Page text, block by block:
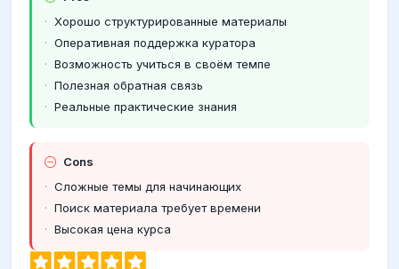
Хорошо структурированные материалы
Оперативная поддержка куратора
Возможность учиться в своём темпе
Полезная обратная связь
Реальные практические знания
Cons
Сложные темы для начинающих
Поиск материала требует времени
Высокая цена курса